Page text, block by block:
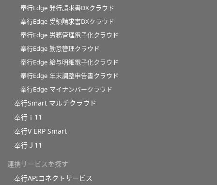
奉行Edge 発行請求書DXクラウド
奉行Edge 受領請求書DXクラウド
奉行Edge 労務管理電子化クラウド
奉行Edge 勤怠管理クラウド
奉行Edge 給与明細電子化クラウド
奉行Edge 年末調整申告書クラウド
奉行Edge マイナンバークラウド
奉行Smart マルチクラウド
奉行ｉ11
奉行V ERP Smart
奉行Ｊ11
連携サービスを探す
奉行APIコネクトサービス